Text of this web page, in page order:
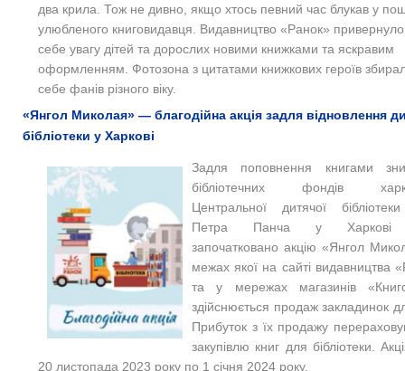
два крила. Тож не дивно, якщо хтось певний час блукав у
улюбленого книговидавця. Видавництво «Ранок»
себе увагу дітей та дорослих новими книжками та яскравим
оформленням. Фотозона з цитатами книжкових героїв
себе фанів різного віку.
«Янгол Миколая» — благодійна акція задля відновлення
бібліотеки у Харкові
Задля поповнення книгами
бібліотечних фондів
Центральної дитячої
Петра Панча у Харкові
започатковано акцію «Янгол
межах якої на сайті видавництва
та у мережах магазинів
здійснюється продаж закладинок
Прибуток з їх продажу
закупівлю книг для бібліотеки.
20 листопада 2023 року по 1 січня 2024 року.